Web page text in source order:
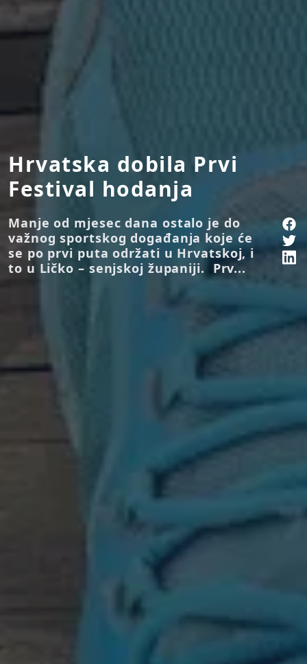
Hrvatska dobila Prvi
Festival hodanja
Manje od mjesec dana ostalo je do
važnog sportskog događanja koje će
se po prvi puta održati u Hrvatskoj, i
to u Ličko – senjskoj županiji. Prv...